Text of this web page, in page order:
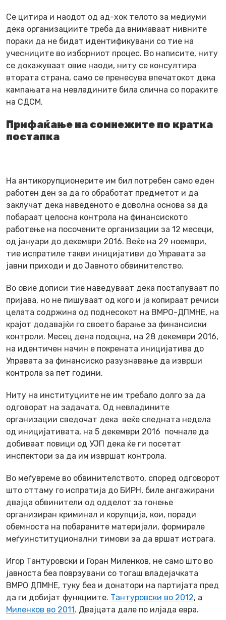
Се цитира и наодот од ад-хок телото за медиуми
дека организациите треба да внимаваат нивните
пораки да не бидат идентификувани со тие на
учесниците во изборниот процес. Во написите, ниту
се докажуваат овие наоди, ниту се консултира
втората страна, само се пренесува впечатокот дека
кампањата на невладините била слична со пораките
на СДСМ.
Прифаќање на сомнежите по кратка
постапка
На антикорупционерите им бил потребен само еден
работен ден за да го обработат предметот и да
заклучат дека наведеното е доволна основа за да
побараат целосна контрола на финансиското
работење на посочените организации за 12 месеци,
од јануари до декември 2016. Веќе на 29 ноември,
тие испратиле такви иницијативи до Управата за
јавни приходи и до Јавното обвинителство.
Во овие дописи тие наведуваат дека постапуваат по
пријава, но не пишуваат од кого и ја копираат речиси
целата содржина од поднесокот на ВМРО-ДПМНЕ, на
крајот додавајќи го своето барање за финансиски
контроли. Месец дена подоцна, на 28 декември 2016,
на идентичен начин е покрената иницијатива до
Управата за финансиско разузнавање да изврши
контрола за пет години.
Ниту на институциите не им требало долго за да
одговорат на задачата. Од невладините
организации сведочат дека веќе следната недела
од иницијативата, на 5 декември 2016 почнале да
добиваат повици од УЈП дека ќе ги посетат
инспектори за да им извршат контрола.
Во меѓувреме во обвинителството, според одговорот
што оттаму го испратија до БИРН, биле ангажирани
двајца обвинители од одделот за гонење
организиран криминал и корупција, кои, поради
обемноста на побараните материјали, формирале
меѓуинституционални тимови за да вршат истрага.
Игор Тантуровски и Горан Миленков, не само што во
јавноста беа поврзувани со тогаш владејачката
ВМРО ДПМНЕ, туку беа и донатори на партијата пред
да ги добијат функциите. Тантуровски во 2012, а
Миленков во 2011. Двајцата дале по илјада евра.